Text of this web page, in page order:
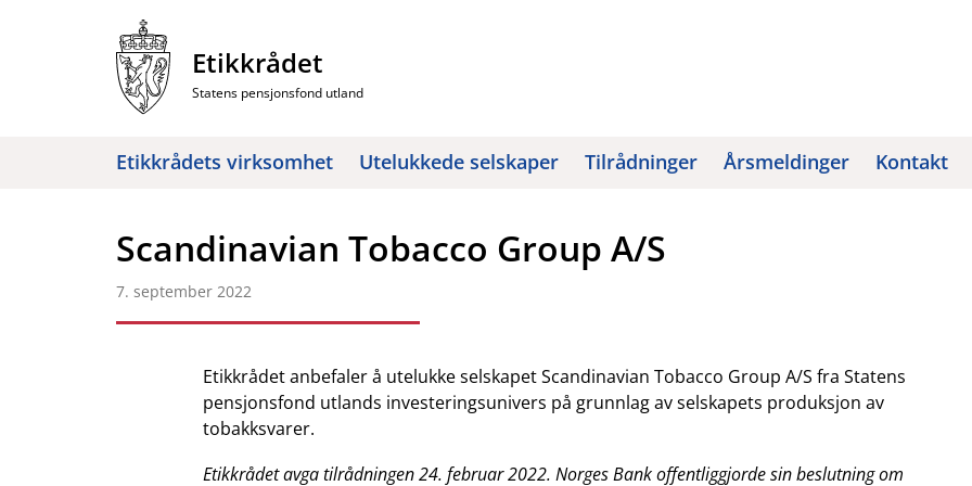
Etikkrådet
Statens pensjonsfond utland
Etikkrådets virksomhet Utelukkede selskaper Tilrådninger Årsmeldinger Kontakt
Scandinavian Tobacco Group A/S
7. september 2022
Etikkrådet anbefaler å utelukke selskapet Scandinavian Tobacco Group A/S fra Statens
pensjonsfond utlands investeringsunivers på grunnlag av selskapets produksjon av
tobakksvarer.
Etikkrådet avga tilrådningen 24. februar 2022. Norges Bank offentliggjorde sin beslutning om